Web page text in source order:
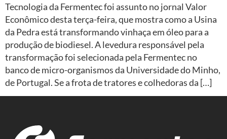
Tecnologia da Fermentec foi assunto no jornal Valor
Econômico desta terça-feira, que mostra como a Usina
da Pedra está transformando vinhaça em óleo para a
produção de biodiesel. A levedura responsável pela
transformação foi selecionada pela Fermentec no
banco de micro-organismos da Universidade do Minho,
de Portugal. Se a frota de tratores e colhedoras da […]